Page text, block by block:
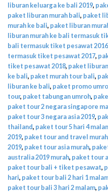
liburan keluarga ke bali 2019,
paket liburan murah bali, paket
murah ke bali, paket liburan
liburan murah ke bali termasuk
bali termasuk tiket pesawat 2016
termasuk tiket pesawat 2017,
tiket pesawat 2018, paket
ke bali, paket murah tour bali,
liburan ke bali, paket promo
tour, paket tabungan umroh,
paket tour 2 negara singapore
paket tour 3 negara asia 2019,
thailand, paket tour 5 hari 4
2019, paket tour and travel murah
2019, paket tour asia murah,
australia 2019 murah, paket tour
paket tour bali + tiket pesawat,
hari, paket tour bali 2 hari 1
paket tour bali 3 hari 2 malam,